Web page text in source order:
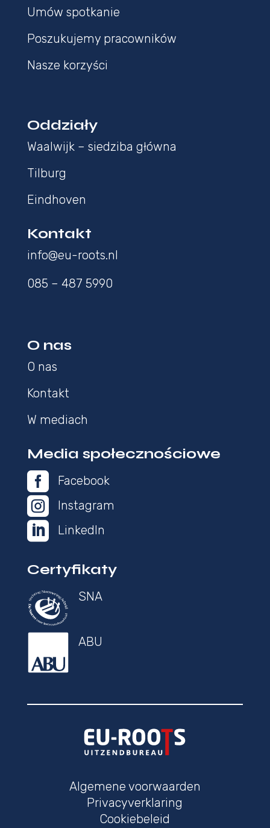
Umów spotkanie
Poszukujemy pracowników
Nasze korzyści
Oddziały
Waalwijk – siedziba główna
Tilburg
Eindhoven
Kontakt
info@eu-roots.nl
085 – 487 5990
O nas
O nas
Kontakt
W mediach
Media społecznościowe
 Facebook
 Instagram
 LinkedIn
Certyfikaty
SNA
ABU
Algemene voorwaarden
Privacyverklaring
Cookiebeleid